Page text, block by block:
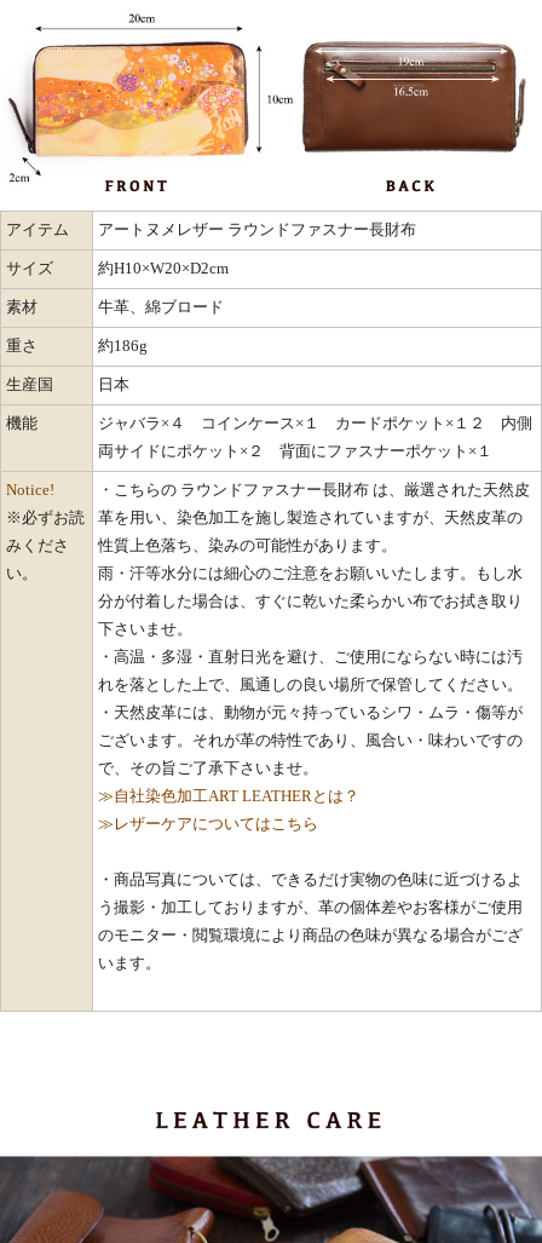
アイテム アートヌメレザー ラウンドファスナー長財布
サイズ 約H10×W20×D2cm
素材 牛革、綿ブロード
重さ 約186g
生産国 日本
機能
ジャバラ×４ コインケース×１ カードポケット×１２ 内側
両サイドにポケット×２ 背面にファスナーポケット×１
Notice!
※必ずお読
みくださ
い。
・こちらの ラウンドファスナー長財布 は、厳選された天然皮
革を用い、染色加工を施し製造されていますが、天然皮革の
性質上色落ち、染みの可能性があります。
雨・汗等水分には細心のご注意をお願いいたします。もし水
分が付着した場合は、すぐに乾いた柔らかい布でお拭き取り
下さいませ。
・高温・多湿・直射日光を避け、ご使用にならない時には汚
れを落とした上で、風通しの良い場所で保管してください。
・天然皮革には、動物が元々持っているシワ・ムラ・傷等が
ございます。それが革の特性であり、風合い・味わいですの
で、その旨ご了承下さいませ。
≫自社染色加工ART LEATHERとは？
≫レザーケアについてはこちら
・商品写真については、できるだけ実物の色味に近づけるよ
う撮影・加工しておりますが、革の個体差やお客様がご使用
のモニター・閲覧環境により商品の色味が異なる場合がござ
います。